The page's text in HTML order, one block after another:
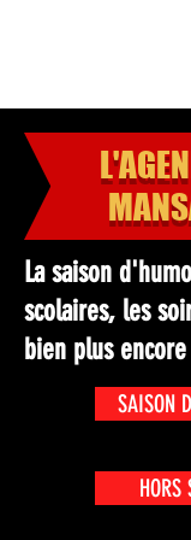
La saison
scolaires, les
bien plus
SAISON
HORS